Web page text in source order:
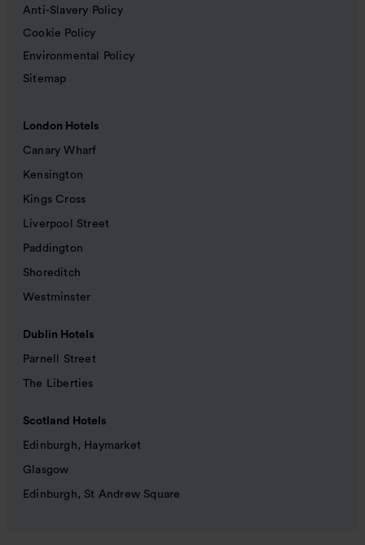
Anti-Slavery Policy
Cookie Policy
Environmental Policy
Sitemap
London Hotels
Canary Wharf
Kensington
Kings Cross
Liverpool Street
Paddington
Shoreditch
Westminster
Dublin Hotels
Parnell Street
The Liberties
Scotland Hotels
Edinburgh, Haymarket
Glasgow
Edinburgh, St Andrew Square